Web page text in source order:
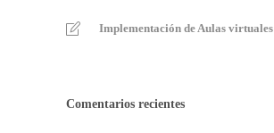
Implementación de Aulas virtuales
Comentarios recientes